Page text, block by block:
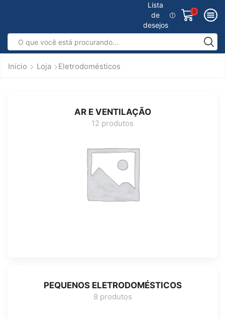
Lista
de
desejos
0
Início Loja Eletrodomésticos
AR E VENTILAÇÃO
12 produtos
PEQUENOS ELETRODOMÉSTICOS
8 produtos